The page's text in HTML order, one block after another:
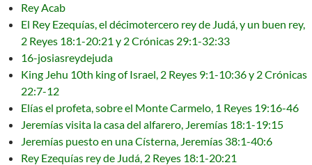
Rey Acab
El Rey Ezequías, el décimotercero rey de Judá, y un buen rey,
2 Reyes 18:1-20:21 y 2 Crónicas 29:1-32:33
16-josiasreydejuda
King Jehu 10th king of Israel, 2 Reyes 9:1-10:36 y 2 Crónicas
22:7-12
Elías el profeta, sobre el Monte Carmelo, 1 Reyes 19:16-46
Jeremías visita la casa del alfarero, Jeremías 18:1-19:15
Jeremías puesto en una Císterna, Jeremías 38:1-40:6
Rey Ezequías rey de Judá, 2 Reyes 18:1-20:21